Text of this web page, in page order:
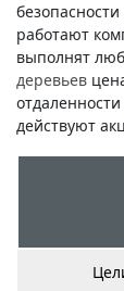
работают
выполнят
деревьев
действуют